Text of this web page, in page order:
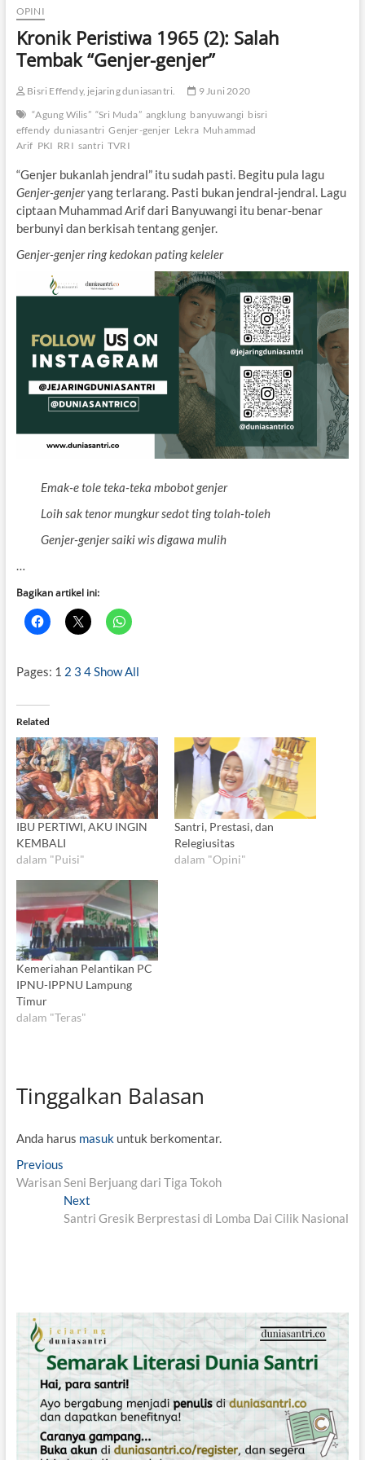
OPINI
Kronik Peristiwa 1965 (2): Salah
Tembak “Genjer-genjer”
Bisri Effendy, jejaring duniasantri.
9 Juni 2020
“Agung Wilis” “Sri Muda” angklung banyuwangi bisri
effendy duniasantri Genjer-genjer Lekra Muhammad
Arif PKI RRI santri TVRI
“Genjer bukanlah jendral” itu sudah pasti. Begitu pula lagu
Genjer-genjeryang terlarang. Pasti bukan jendral-jendral. Lagu
ciptaan Muhammad Arif dari Banyuwangi itu benar-benar
berbunyi dan berkisah tentang genjer.
Genjer-genjer ring kedokan pating keleler
Emak-e tole teka-teka mbobot genjer
Loih sak tenor mungkur sedot ting tolah-toleh
Genjer-genjer saiki wis digawa mulih
…
Bagikan artikel ini:
Pages: 1 2 3 4Show All
Related
IBU PERTIWI, AKU INGIN
KEMBALI
dalam "Puisi"
Santri, Prestasi, dan
Relegiusitas
dalam "Opini"
Kemeriahan Pelantikan PC
IPNU-IPPNU Lampung
Timur
dalam "Teras"
Tinggalkan Balasan
Anda harus masukuntuk berkomentar.
N
a
i
o
Previous
r
e
v
o
s
t
:
Warisan Seni Berjuang dari Tiga Tokoh
Next
e
t
:
Santri Gresik Berprestasi di Lomba Dai Cilik Nasional